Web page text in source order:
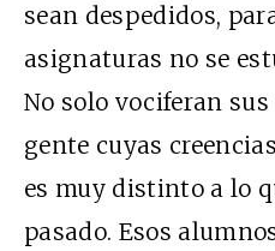
sean despedidos,
asignaturas no se
No solo vociferan
gente cuyas
es muy distinto a lo
pasado. Esos